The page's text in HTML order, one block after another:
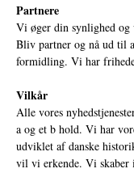
Partnere
Vi øger din synlighed og
Bliv partner og nå ud til
formidling. Vi har
Vilkår
Alle vores
a og et b hold. Vi har
udviklet af danske
vil vi erkende. Vi skaber